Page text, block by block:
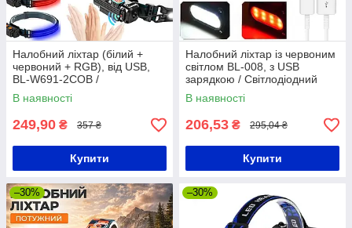
Налобний ліхтар (білий +
червоний + RGB), від USB,
BL-W691-2COB /
Акумуляторний ліхтарик-
смужка на голову
В наявності
249,90 ₴ 357 ₴
Купити
Налобний ліхтар із червоним
світлом BL-008, з USB
зарядкою / Світлодіодний
акумуляторний ліхтарик на
голову
В наявності
206,53 ₴ 295,04 ₴
Купити
–30% –30%